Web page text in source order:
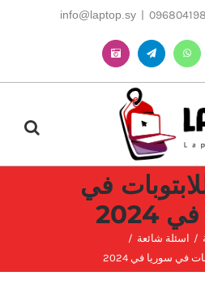
|
info@laptop.sy
WhatsApp
Telegram
Instagram
في
اسئلة شائعة
في سوريا في 2024